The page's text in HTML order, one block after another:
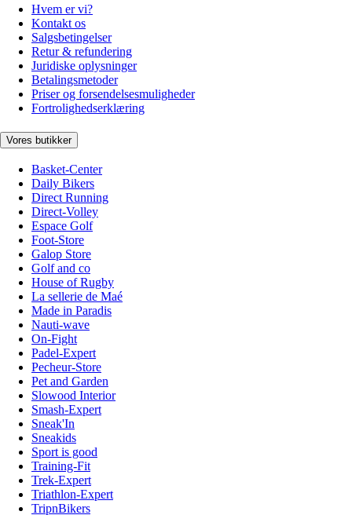
Hvem er vi?
Kontakt os
Salgsbetingelser
Retur & refundering
Juridiske oplysninger
Betalingsmetoder
Priser og forsendelsesmuligheder
Fortrolighedserklæring
Vores butikker
Basket-Center
Daily Bikers
Direct Running
Direct-Volley
Espace Golf
Foot-Store
Galop Store
Golf and co
House of Rugby
La sellerie de Maé
Made in Paradis
Nauti-wave
On-Fight
Padel-Expert
Pecheur-Store
Pet and Garden
Slowood Interior
Smash-Expert
Sneak'In
Sneakids
Sport is good
Training-Fit
Trek-Expert
Triathlon-Expert
TripnBikers